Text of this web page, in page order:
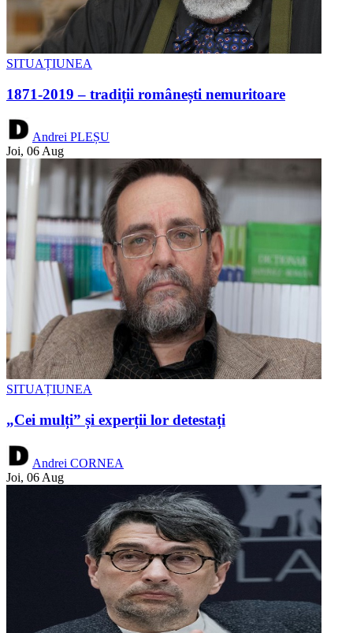
SITUAȚIUNEA
1871-2019 – tradiții românești nemuritoare
Andrei PLEȘU
Joi, 06 Aug
SITUAȚIUNEA
„Cei mulți” și experții lor detestați
Andrei CORNEA
Joi, 06 Aug